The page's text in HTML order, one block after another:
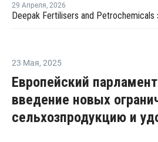
29 Апреля, 2026
23 Мая, 2025
Европейский
введение новых
сельхозпродукцию и